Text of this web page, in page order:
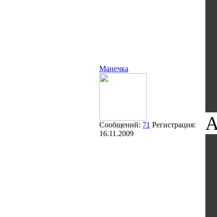
Манечка
Сообщений: 71 Регистрация:
16.11.2009